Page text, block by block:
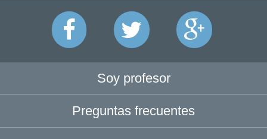
Soy profesor
Preguntas frecuentes